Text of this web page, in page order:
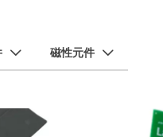
 磁性元件 